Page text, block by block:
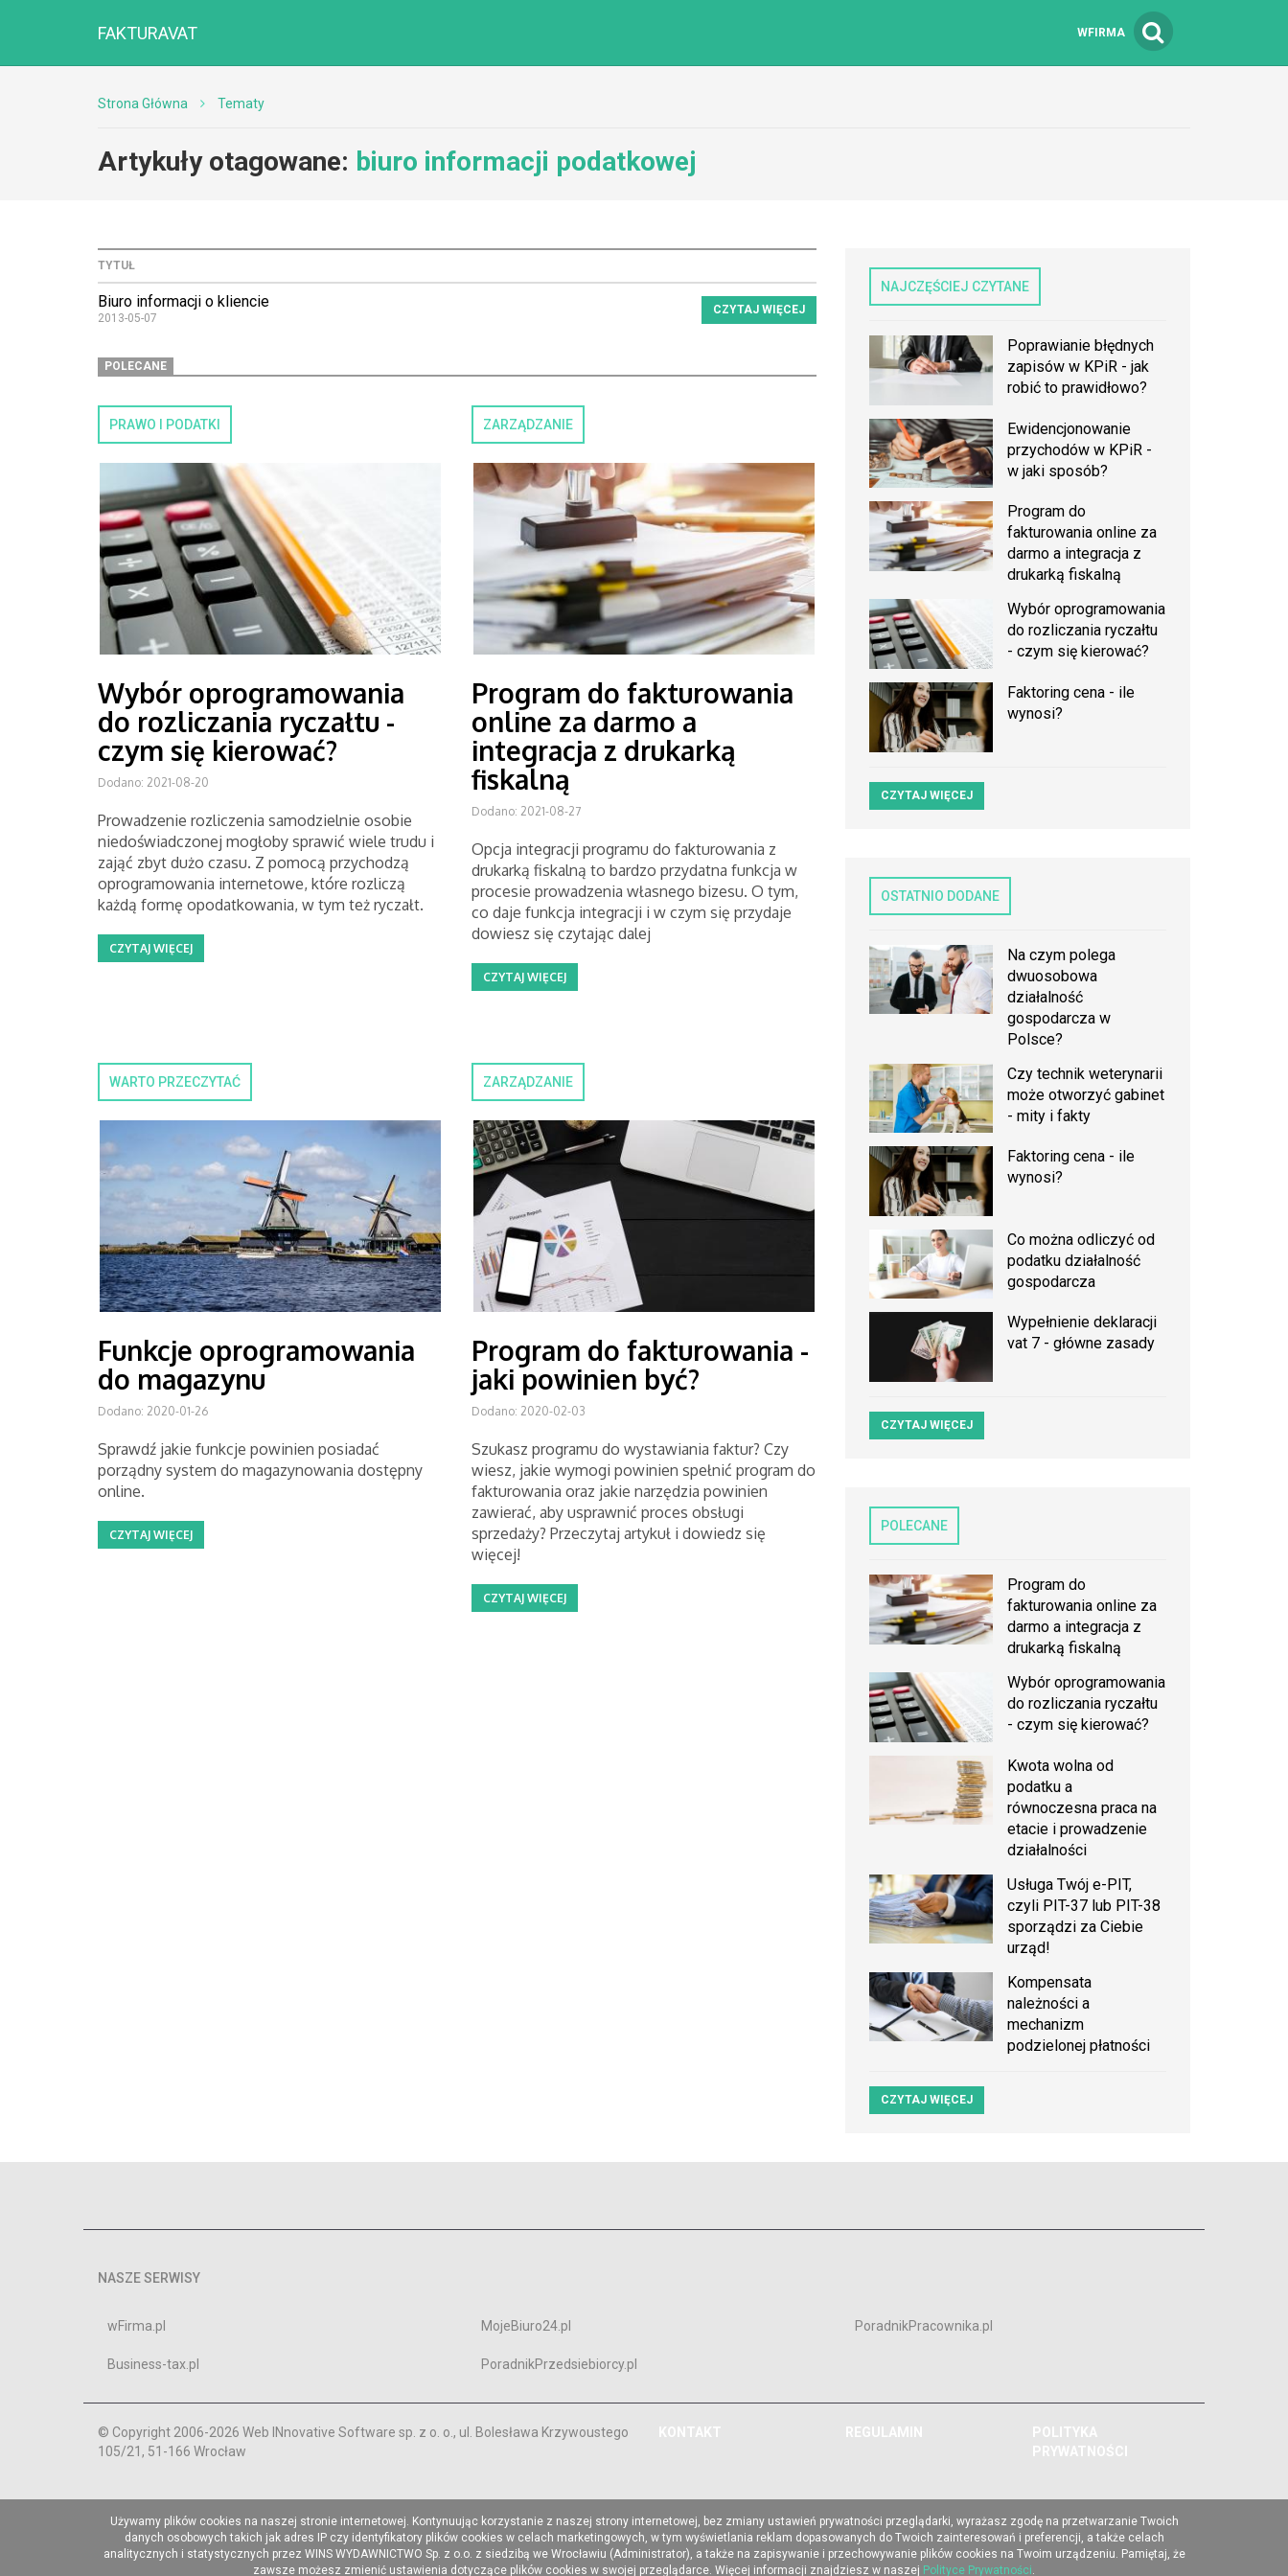
FAKTURAVAT WFIRMA
Strona Główna Tematy
Artykuły otagowane: biuro informacji podatkowej
TYTUŁ
Biuro informacji o kliencie
2013-05-07
CZYTAJ WIĘCEJ
POLECANE
PRAWO I PODATKI
Wybór oprogramowania
do rozliczania ryczałtu -
czym się kierować?
Dodano: 2021-08-20
Prowadzenie rozliczenia samodzielnie osobie
niedoświadczonej mogłoby sprawić wiele trudu i
zająć zbyt dużo czasu. Z pomocą przychodzą
oprogramowania internetowe, które rozliczą
każdą formę opodatkowania, w tym też ryczałt.
CZYTAJ WIĘCEJ
ZARZĄDZANIE
Program do fakturowania
online za darmo a
integracja z drukarką
fiskalną
Dodano: 2021-08-27
Opcja integracji programu do fakturowania z
drukarką fiskalną to bardzo przydatna funkcja w
procesie prowadzenia własnego bizesu. O tym,
co daje funkcja integracji i w czym się przydaje
dowiesz się czytając dalej
CZYTAJ WIĘCEJ
WARTO PRZECZYTAĆ
Funkcje oprogramowania
do magazynu
Dodano: 2020-01-26
Sprawdź jakie funkcje powinien posiadać
porządny system do magazynowania dostępny
online.
CZYTAJ WIĘCEJ
ZARZĄDZANIE
Program do fakturowania -
jaki powinien być?
Dodano: 2020-02-03
Szukasz programu do wystawiania faktur? Czy
wiesz, jakie wymogi powinien spełnić program do
fakturowania oraz jakie narzędzia powinien
zawierać, aby usprawnić proces obsługi
sprzedaży? Przeczytaj artykuł i dowiedz się
więcej!
CZYTAJ WIĘCEJ
NAJCZĘŚCIEJ CZYTANE
Poprawianie błędnych
zapisów w KPiR - jak
robić to prawidłowo?
Ewidencjonowanie
przychodów w KPiR -
w jaki sposób?
Program do
fakturowania online za
darmo a integracja z
drukarką fiskalną
Wybór oprogramowania
do rozliczania ryczałtu
- czym się kierować?
Faktoring cena - ile
wynosi?
CZYTAJ WIĘCEJ
OSTATNIO DODANE
Na czym polega
dwuosobowa
działalność
gospodarcza w
Polsce?
Czy technik weterynarii
może otworzyć gabinet
- mity i fakty
Faktoring cena - ile
wynosi?
Co można odliczyć od
podatku działalność
gospodarcza
Wypełnienie deklaracji
vat 7 - główne zasady
CZYTAJ WIĘCEJ
POLECANE
Program do
fakturowania online za
darmo a integracja z
drukarką fiskalną
Wybór oprogramowania
do rozliczania ryczałtu
- czym się kierować?
Kwota wolna od
podatku a
równoczesna praca na
etacie i prowadzenie
działalności
Usługa Twój e-PIT,
czyli PIT-37 lub PIT-38
sporządzi za Ciebie
urząd!
Kompensata
należności a
mechanizm
podzielonej płatności
CZYTAJ WIĘCEJ
NASZE SERWISY
wFirma.pl
Business-tax.pl
MojeBiuro24.pl
PoradnikPrzedsiebiorcy.pl
PoradnikPracownika.pl
© Copyright 2006-2026 Web INnovative Software sp. z o. o., ul. Bolesława Krzywoustego
105/21, 51-166 Wrocław
KONTAKT REGULAMIN
POLITYKA
PRYWATNOŚCI
Używamy plików cookies na naszej stronie internetowej. Kontynuując korzystanie z naszej strony internetowej, bez zmiany ustawień prywatności przeglądarki, wyrażasz zgodę na przetwarzanie Twoich
danych osobowych takich jak adres IP czy identyfikatory plików cookies w celach marketingowych, w tym wyświetlania reklam dopasowanych do Twoich zainteresowań i preferencji, a także celach
analitycznych i statystycznych przez WINS WYDAWNICTWO Sp. z o.o. z siedzibą we Wrocławiu (Administrator), a także na zapisywanie i przechowywanie plików cookies na Twoim urządzeniu. Pamiętaj, że
zawsze możesz zmienić ustawienia dotyczące plików cookies w swojej przeglądarce. Więcej informacji znajdziesz w naszej Polityce Prywatności